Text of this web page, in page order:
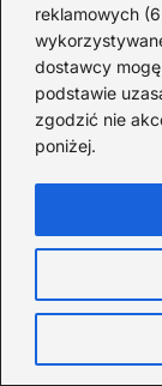
reklamowych
dostawcy
podstawie
zgodzić nie
poniżej.
Gdzie
zyskać
kursy
2026-08-05